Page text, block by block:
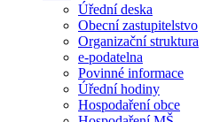
Úřední deska
Obecní zastupitelstvo
Organizační struktura
e-podatelna
Povinné informace
Úřední hodiny
Hospodaření obce